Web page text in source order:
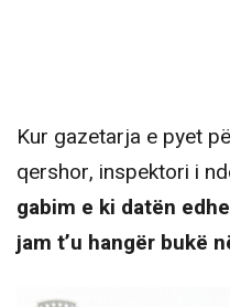
Kur gazetarja e pyet
qershor, inspektori i
gabim e ki datën
jam t’u hangër bukë